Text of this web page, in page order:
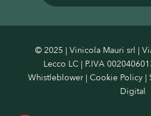
© 2025 | Vinicola Mauri srl |
Lecco LC | P.IVA
Whistleblower |Cookie Policy |
Digital